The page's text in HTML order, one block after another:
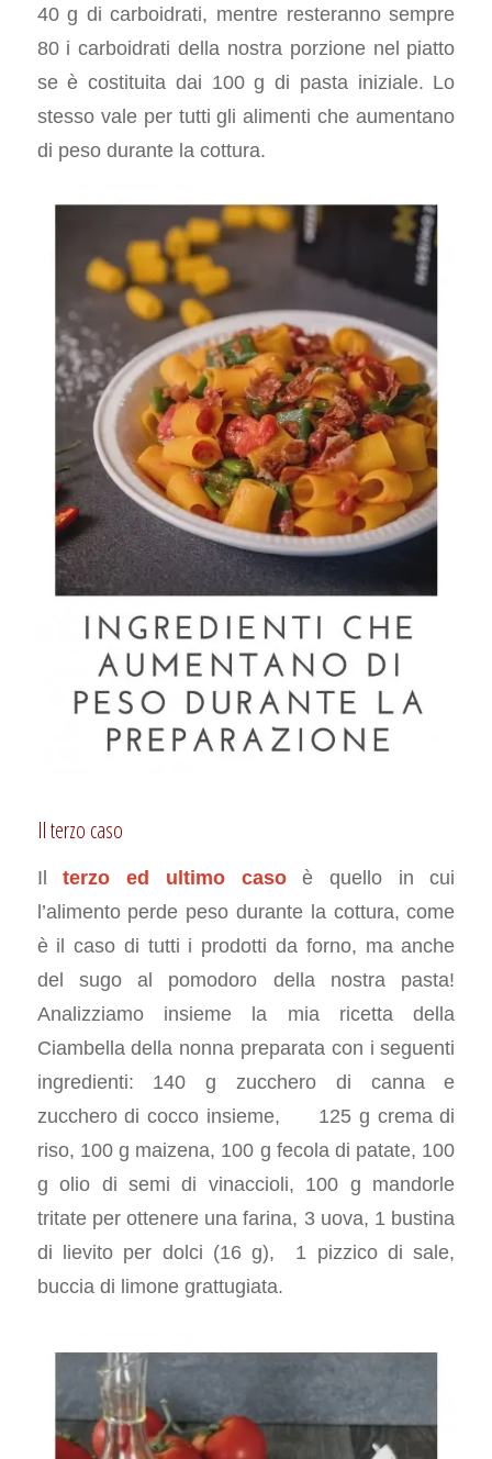
40 g di carboidrati, mentre resteranno sempre
80 i carboidrati della nostra porzione nel piatto
se è costituita dai 100 g di pasta iniziale. Lo
stesso vale per tutti gli alimenti che aumentano
di peso durante la cottura.
Il terzo caso
Ilterzo ed ultimo casoè quello in cui
l’alimento perde peso durante la cottura, come
è il caso di tutti i prodotti da forno, ma anche
del sugo al pomodoro della nostra pasta!
Analizziamo insieme la mia ricetta della
Ciambella della nonna preparata con i seguenti
ingredienti: 140 g zucchero di canna e
zucchero di cocco insieme, 125 g crema di
riso, 100 g maizena, 100 g fecola di patate, 100
g olio di semi di vinaccioli, 100 g mandorle
tritate per ottenere una farina, 3 uova, 1 bustina
di lievito per dolci (16 g), 1 pizzico di sale,
buccia di limone grattugiata.